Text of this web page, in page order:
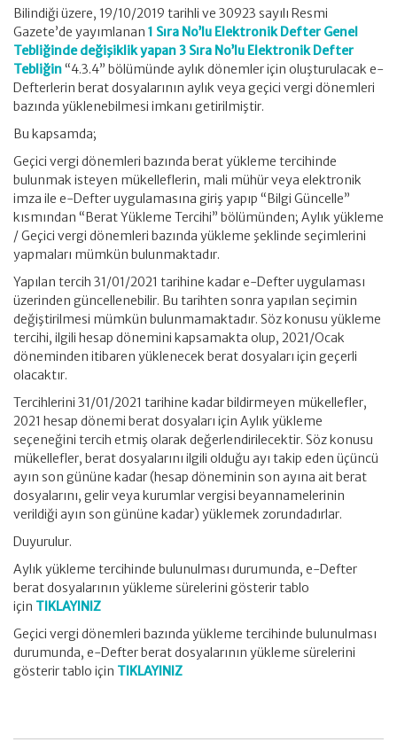
Bilindiği üzere, 19/10/2019 tarihli ve 30923 sayılı Resmi
Gazete’de yayımlanan 1 Sıra No’lu Elektronik Defter Genel
Tebliğinde değişiklik yapan 3 Sıra No’lu Elektronik Defter
Tebliğin “4.3.4” bölümünde aylık dönemler için oluşturulacak e-
Defterlerin berat dosyalarının aylık veya geçici vergi dönemleri
bazında yüklenebilmesi imkanı getirilmiştir.
Bu kapsamda;
Geçici vergi dönemleri bazında berat yükleme tercihinde
bulunmak isteyen mükelleflerin, mali mühür veya elektronik
imza ile e-Defter uygulamasına giriş yapıp “Bilgi Güncelle”
kısmından “Berat Yükleme Tercihi” bölümünden; Aylık yükleme
/ Geçici vergi dönemleri bazında yükleme şeklinde seçimlerini
yapmaları mümkün bulunmaktadır.
Yapılan tercih 31/01/2021 tarihine kadar e-Defter uygulaması
üzerinden güncellenebilir. Bu tarihten sonra yapılan seçimin
değiştirilmesi mümkün bulunmamaktadır. Söz konusu yükleme
tercihi, ilgili hesap dönemini kapsamakta olup, 2021/Ocak
döneminden itibaren yüklenecek berat dosyaları için geçerli
olacaktır.
Tercihlerini 31/01/2021 tarihine kadar bildirmeyen mükellefler,
2021 hesap dönemi berat dosyaları için Aylık yükleme
seçeneğini tercih etmiş olarak değerlendirilecektir. Söz konusu
mükellefler, berat dosyalarını ilgili olduğu ayı takip eden üçüncü
ayın son gününe kadar (hesap döneminin son ayına ait berat
dosyalarını, gelir veya kurumlar vergisi beyannamelerinin
verildiği ayın son gününe kadar) yüklemek zorundadırlar.
Duyurulur.
Aylık yükleme tercihinde bulunulması durumunda, e-Defter
berat dosyalarının yükleme sürelerini gösterir tablo
için TIKLAYINIZ
Geçici vergi dönemleri bazında yükleme tercihinde bulunulması
durumunda, e-Defter berat dosyalarının yükleme sürelerini
gösterir tablo için TIKLAYINIZ